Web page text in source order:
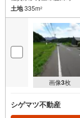
土地335m2
画像3枚
シゲマツ不動産